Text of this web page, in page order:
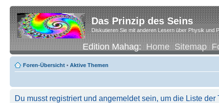
Das Prinzip des Seins
Diskutieren Sie mit anderen Lesern über Physik und
Edition Mahag:Home Sitemap
Foren-Übersicht • Aktive Themen
Du musst registriert und angemeldet sein, um die Liste